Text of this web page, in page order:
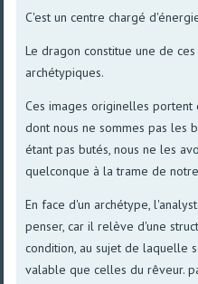
C'est un centre chargé
Le dragon constitue une de
archétypiques.
Ces images originelles portent
dont nous ne sommes pas les
étant pas butés, nous ne les
quelconque à la trame de
En face d'un archétype,
penser, car il relève d'une
condition, au sujet de laquelle
valable que celles du rêveur.